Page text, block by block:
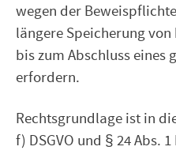
wegen der
längere Speicherung
bis zum Abschluss eines
erfordern.
Rechtsgrundlage ist in
f) DSGVO und § 24 Abs. 1